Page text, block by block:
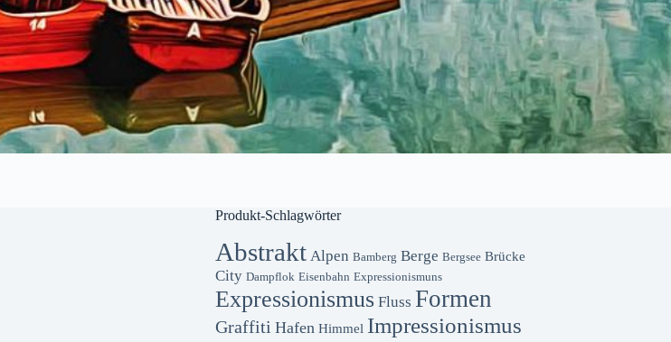
Produkt-Schlagwörter
Abstrakt Alpen Bamberg Berge Bergsee Brücke
City Dampflok Eisenbahn Expressionismuns
Expressionismus Fluss Formen
Graffiti Hafen Himmel Impressionismus